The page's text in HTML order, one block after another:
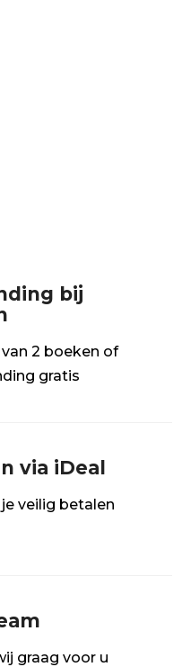
bij
2 boeken of
gratis
via iDeal
veilig betalen
graag voor u